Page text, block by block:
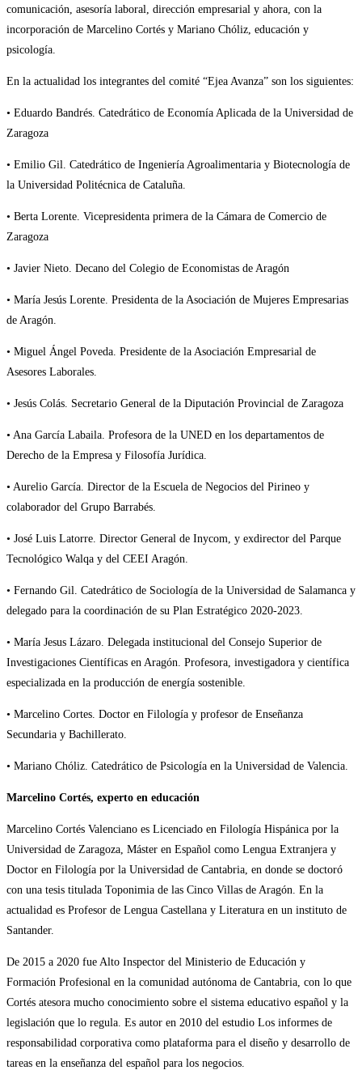
comunicación, asesoría laboral, dirección empresarial y ahora, con la
incorporación de Marcelino Cortés y Mariano Chóliz, educación y
psicología.
En la actualidad los integrantes del comité “Ejea Avanza” son los siguientes:
• Eduardo Bandrés. Catedrático de Economía Aplicada de la Universidad de
Zaragoza
• Emilio Gil. Catedrático de Ingeniería Agroalimentaria y Biotecnología de
la Universidad Politécnica de Cataluña.
• Berta Lorente. Vicepresidenta primera de la Cámara de Comercio de
Zaragoza
• Javier Nieto. Decano del Colegio de Economistas de Aragón
• María Jesús Lorente. Presidenta de la Asociación de Mujeres Empresarias
de Aragón.
• Miguel Ángel Poveda. Presidente de la Asociación Empresarial de
Asesores Laborales.
• Jesús Colás. Secretario General de la Diputación Provincial de Zaragoza
• Ana García Labaila. Profesora de la UNED en los departamentos de
Derecho de la Empresa y Filosofía Jurídica.
• Aurelio García. Director de la Escuela de Negocios del Pirineo y
colaborador del Grupo Barrabés.
• José Luis Latorre. Director General de Inycom, y exdirector del Parque
Tecnológico Walqa y del CEEI Aragón.
• Fernando Gil. Catedrático de Sociología de la Universidad de Salamanca y
delegado para la coordinación de su Plan Estratégico 2020-2023.
• María Jesus Lázaro. Delegada institucional del Consejo Superior de
Investigaciones Científicas en Aragón. Profesora, investigadora y científica
especializada en la producción de energía sostenible.
• Marcelino Cortes. Doctor en Filología y profesor de Enseñanza
Secundaria y Bachillerato.
• Mariano Chóliz. Catedrático de Psicología en la Universidad de Valencia.
Marcelino Cortés, experto en educación
Marcelino Cortés Valenciano es Licenciado en Filología Hispánica por la
Universidad de Zaragoza, Máster en Español como Lengua Extranjera y
Doctor en Filología por la Universidad de Cantabria, en donde se doctoró
con una tesis titulada Toponimia de las Cinco Villas de Aragón. En la
actualidad es Profesor de Lengua Castellana y Literatura en un instituto de
Santander.
De 2015 a 2020 fue Alto Inspector del Ministerio de Educación y
Formación Profesional en la comunidad autónoma de Cantabria, con lo que
Cortés atesora mucho conocimiento sobre el sistema educativo español y la
legislación que lo regula. Es autor en 2010 del estudio Los informes de
responsabilidad corporativa como plataforma para el diseño y desarrollo de
tareas en la enseñanza del español para los negocios.